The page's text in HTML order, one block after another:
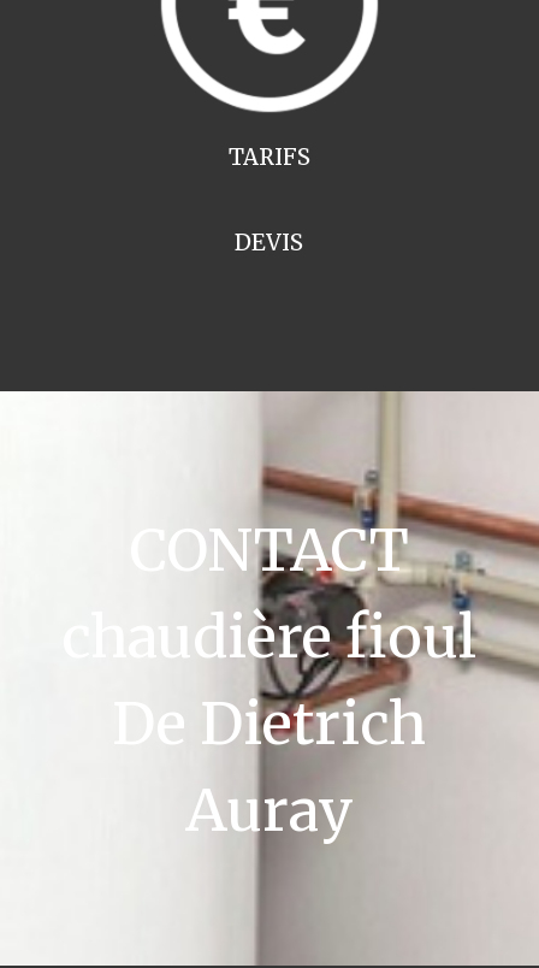
TARIFS
DEVIS
CONTACT
chaudière fioul
De Dietrich
Auray